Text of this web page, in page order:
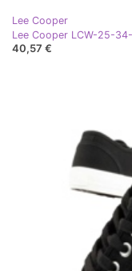
Lee Cooper
Lee Cooper LCW-25-
40,57 €